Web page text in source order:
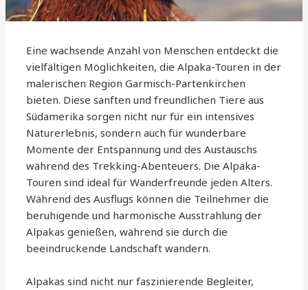
Eine wachsende Anzahl von Menschen entdeckt die
vielfältigen Möglichkeiten, die Alpaka-Touren in der
malerischen Region Garmisch-Partenkirchen
bieten. Diese sanften und freundlichen Tiere aus
Südamerika sorgen nicht nur für ein intensives
Naturerlebnis, sondern auch für wunderbare
Momente der Entspannung und des Austauschs
während des Trekking-Abenteuers. Die Alpaka-
Touren sind ideal für Wanderfreunde jeden Alters.
Während des Ausflugs können die Teilnehmer die
beruhigende und harmonische Ausstrahlung der
Alpakas genießen, während sie durch die
beeindruckende Landschaft wandern.
Alpakas sind nicht nur faszinierende Begleiter,